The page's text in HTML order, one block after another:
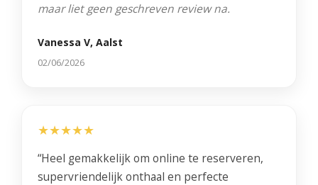
maar liet geen geschreven review na.
Vanessa V, Aalst
02/06/2026
★★★★★
“Heel gemakkelijk om online te reserveren,
supervriendelijk onthaal en perfecte